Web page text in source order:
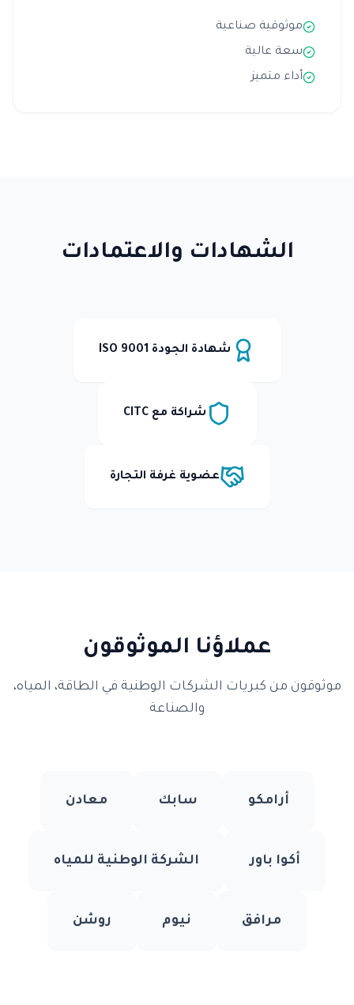
موثوقية صناعية
سعة عالية
أداء متميز
الشهادات والاعتمادات
شهادة الجودة ISO 9001
شراكة مع CITC
عضوية غرفة التجارة
عملاؤنا الموثوقون
موثوقون من كبريات الشركات الوطنية في الطاقة، المياه،
والصناعة
أرامكو سابك معادن
أكوا باور الشركة الوطنية للمياه
مرافق نيوم روشن